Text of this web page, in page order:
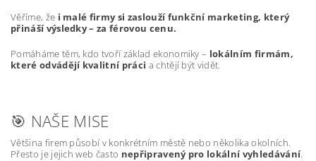
Věříme, že i malé firmy si zaslouží funkční marketing, který
přináší výsledky – za férovou cenu.
Pomáháme těm, kdo tvoří základ ekonomiky – lokálním firmám,
které odvádějí kvalitní práci a chtějí být vidět.
🎯 NAŠE MISE
Většina firem působí v konkrétním městě nebo několika okolních.
Přesto je jejich web často nepřipravený pro lokální vyhledávání.